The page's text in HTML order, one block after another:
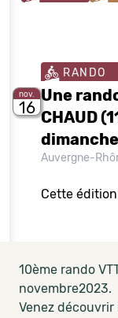
nov.
16
RANDO
Une
CHAUD
Auvergne-
Cette
10ème rando
novembre2023.
Venez